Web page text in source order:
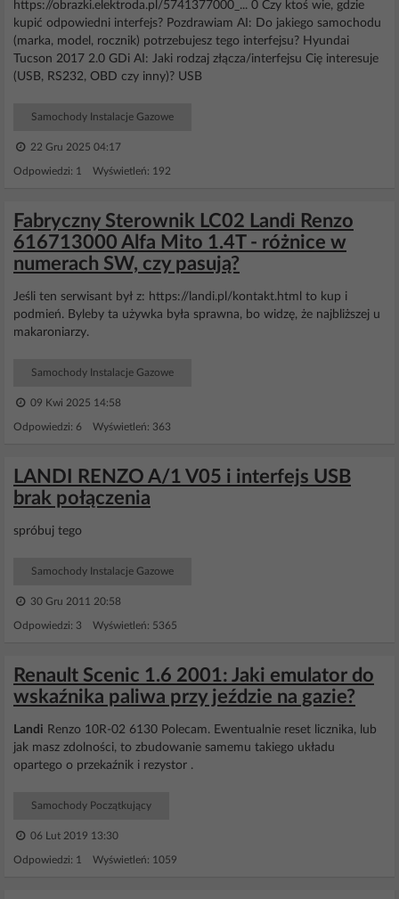
https://obrazki.elektroda.pl/5741377000_... 0 Czy ktoś wie, gdzie
kupić odpowiedni interfejs? Pozdrawiam AI: Do jakiego samochodu
(marka, model, rocznik) potrzebujesz tego interfejsu? Hyundai
Tucson 2017 2.0 GDi AI: Jaki rodzaj złącza/interfejsu Cię interesuje
(USB, RS232, OBD czy inny)? USB
Samochody Instalacje Gazowe
22 Gru 2025 04:17
Odpowiedzi: 1 Wyświetleń: 192
Fabryczny Sterownik LC02 Landi Renzo
616713000 Alfa Mito 1.4T - różnice w
numerach SW, czy pasują?
Jeśli ten serwisant był z: https://landi.pl/kontakt.html to kup i
podmień. Byleby ta używka była sprawna, bo widzę, że najbliższej u
makaroniarzy.
Samochody Instalacje Gazowe
09 Kwi 2025 14:58
Odpowiedzi: 6 Wyświetleń: 363
LANDI RENZO A/1 V05 i interfejs USB
brak połączenia
spróbuj tego
Samochody Instalacje Gazowe
30 Gru 2011 20:58
Odpowiedzi: 3 Wyświetleń: 5365
Renault Scenic 1.6 2001: Jaki emulator do
wskaźnika paliwa przy jeździe na gazie?
Landi Renzo 10R-02 6130 Polecam. Ewentualnie reset licznika, lub
jak masz zdolności, to zbudowanie samemu takiego układu
opartego o przekaźnik i rezystor .
Samochody Początkujący
06 Lut 2019 13:30
Odpowiedzi: 1 Wyświetleń: 1059